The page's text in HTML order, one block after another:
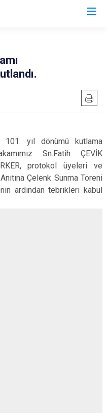
101. yıl dönümü kutlama
Sn.Fatih ÇEVİK
protokol üyeleri ve
Çelenk Sunma Töreni
ardından tebrikleri kabul